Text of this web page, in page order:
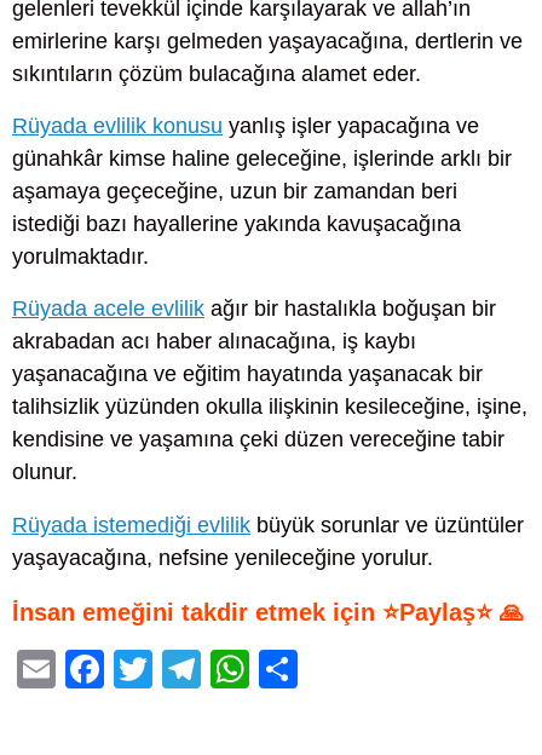
gelenleri tevekkül içinde karşılayarak ve allah’ın
emirlerine karşı gelmeden yaşayacağına, dertlerin ve
sıkıntıların çözüm bulacağına alamet eder.
Rüyada evlilik konusu yanlış işler yapacağına ve
günahkâr kimse haline geleceğine, işlerinde arklı bir
aşamaya geçeceğine, uzun bir zamandan beri
istediği bazı hayallerine yakında kavuşacağına
yorulmaktadır.
Rüyada acele evlilik ağır bir hastalıkla boğuşan bir
akrabadan acı haber alınacağına, iş kaybı
yaşanacağına ve eğitim hayatında yaşanacak bir
talihsizlik yüzünden okulla ilişkinin kesileceğine, işine,
kendisine ve yaşamına çeki düzen vereceğine tabir
olunur.
Rüyada istemediği evlilik büyük sorunlar ve üzüntüler
yaşayacağına, nefsine yenileceğine yorulur.
İnsan emeğini takdir etmek için ⭐Paylaş⭐ 🙏
E
F
T
T
W